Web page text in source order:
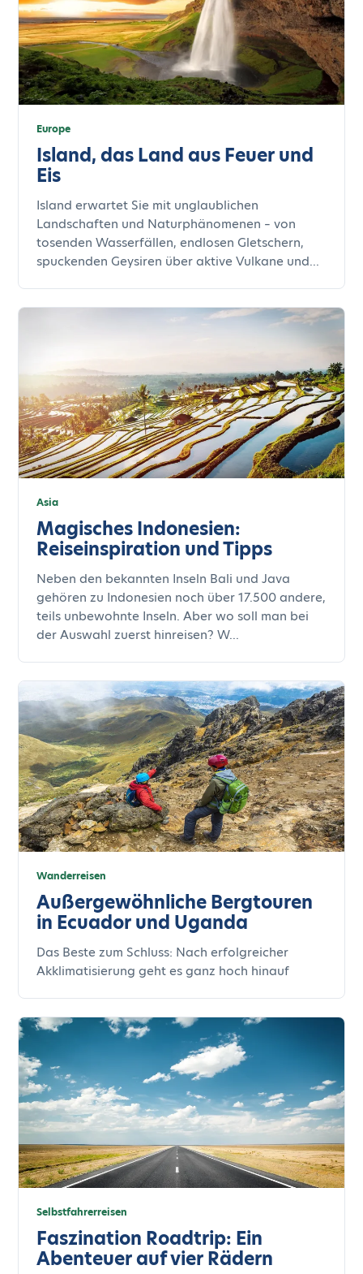
Europe
Island, das Land aus Feuer und
Eis
Island erwartet Sie mit unglaublichen
Landschaften und Naturphänomenen – von
tosenden Wasserfällen, endlosen Gletschern,
spuckenden Geysiren über aktive Vulkane und...
Asia
Magisches Indonesien:
Reiseinspiration und Tipps
Neben den bekannten Inseln Bali und Java
gehören zu Indonesien noch über 17.500 andere,
teils unbewohnte Inseln. Aber wo soll man bei
der Auswahl zuerst hinreisen? W...
Wanderreisen
Außergewöhnliche Bergtouren
in Ecuador und Uganda
Das Beste zum Schluss: Nach erfolgreicher
Akklimatisierung geht es ganz hoch hinauf
Selbstfahrerreisen
Faszination Roadtrip: Ein
Abenteuer auf vier Rädern